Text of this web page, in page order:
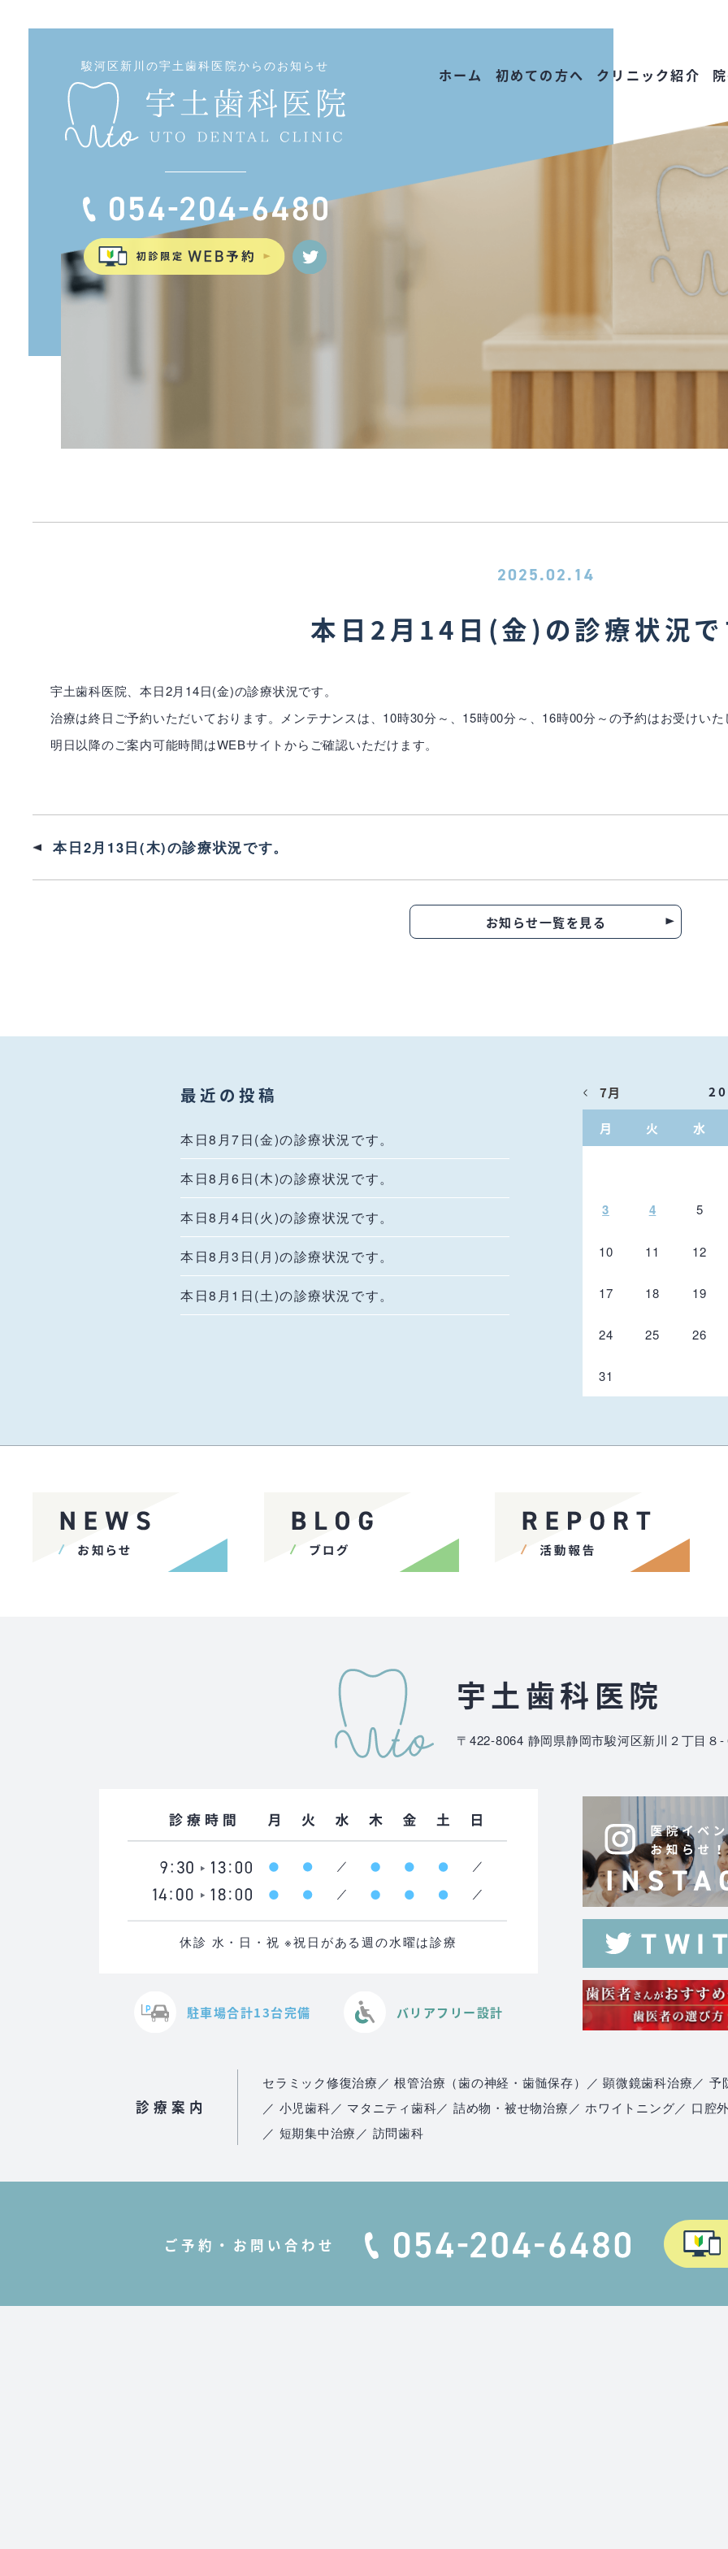
駿河区新川の宇土歯科医院からのお知らせ ホーム 初めての方へ クリニック紹介
2025.02.14
本日2月14日(金)の診療状況
宇土歯科医院、本日2月14日(金)の診療状況です。
治療は終日ご予約いただいております。メンテナンスは、10時30分～、15時00分～、16時00分～の予約はお受けい
明日以降のご案内可能時間はWEBサイトからご確認いただけます。
本日2月13日(木)の診療状況です。
お知らせ一覧を見る
最近の投稿
本日8月7日(金)の診療状況です。
本日8月6日(木)の診療状況です。
本日8月4日(火)の診療状況です。
本日8月3日(月)の診療状況です。
本日8月1日(土)の診療状況です。
月 火 水
7月
3 4 5
10 11 12
17 18 19
24 25 26
31
宇土歯科医院
〒422-8064 静岡県静岡市駿河区新川２丁目８-
休診 水・日・祝 ※祝日がある週の水曜は診療
駐車場合計13台完備 バリアフリー設計
診療案内
セラミック修復治療／ 根管治療（歯の神経・歯髄保存） ／ 顕微鏡歯科治療／ 予
／ 小児歯科／ マタニティ歯科／ 詰め物・被せ物治療／ ホワイトニング／ 口腔
／ 短期集中治療／ 訪問歯科
ご予約・お問い合わせ